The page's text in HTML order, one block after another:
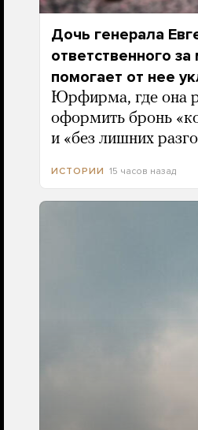
Дочь генерала
ответственного
помогает от нее
Юрфирма, где она
оформить бронь
и «без лишних
ИСТОРИИ 15 часов назад